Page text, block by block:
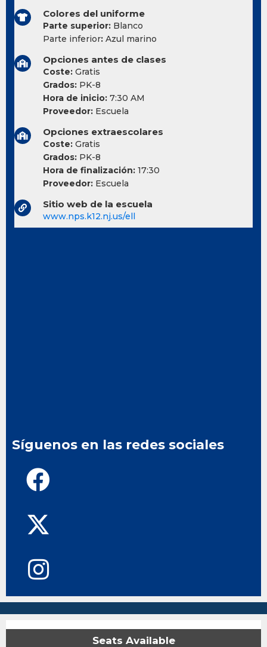
Colores del uniforme
Parte superior: Blanco
Parte inferior: Azul marino
Opciones antes de clases
Coste: Gratis
Grados: PK-8
Hora de inicio: 7:30 AM
Proveedor: Escuela
Opciones extraescolares
Coste: Gratis
Grados: PK-8
Hora de finalización: 17:30
Proveedor: Escuela
Sitio web de la escuela
www.nps.k12.nj.us/ell
Síguenos en las redes sociales
Seats Available